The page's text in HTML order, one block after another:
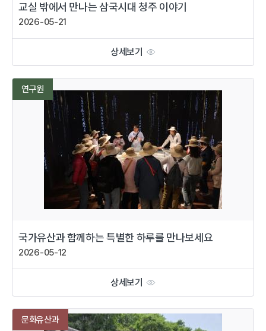
교실 밖에서 만나는 삼국시대 청주 이야기
2026-05-21
상세보기
연구원
국가유산과 함께하는 특별한 하루를 만나보세요
2026-05-12
상세보기
문화유산과